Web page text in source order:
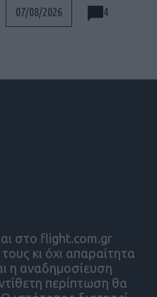
07/08/2026 4
στο flight.com.gr
κι όχι απαραίτητα
η αναδημοσίευση
περίπτωση θα